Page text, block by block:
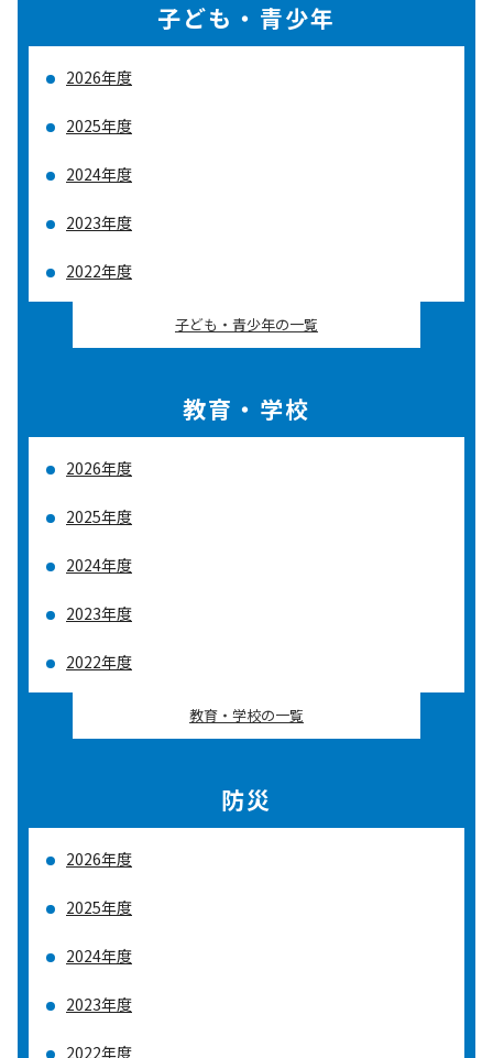
子ども・青少年
2026年度
2025年度
2024年度
2023年度
2022年度
子ども・青少年の一覧
教育・学校
2026年度
2025年度
2024年度
2023年度
2022年度
教育・学校の一覧
防災
2026年度
2025年度
2024年度
2023年度
2022年度